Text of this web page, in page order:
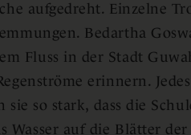
aufgedreht. Einzelne
Bedartha
Fluss in der Stadt
erinnern.
so stark, dass die
Wasser auf die Blätter der